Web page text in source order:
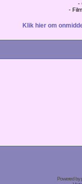
-
-
Klik hier om
Powered by